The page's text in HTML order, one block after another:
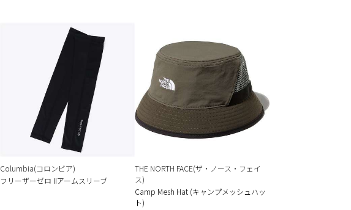
Columbia(コロンビア)
フリーザーゼロ IIアームスリーブ
THE NORTH FACE(ザ・ノース・フェイ
ス)
Camp Mesh Hat (キャンプメッシュハッ
ト)